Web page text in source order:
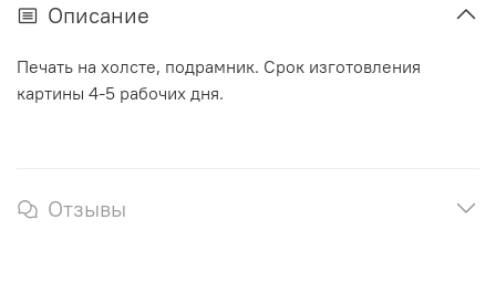
Описание
Печать на холсте, подрамник. Срок изготовления
картины 4-5 рабочих дня.
Отзывы